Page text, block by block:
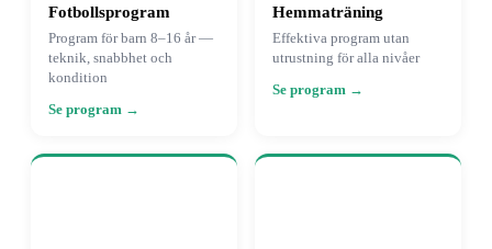
Fotbollsprogram
Program för barn 8–16 år —
teknik, snabbhet och
kondition
Se program
Hemmaträning
Effektiva program utan
utrustning för alla nivåer
Se program